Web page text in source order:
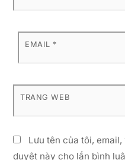
EMAIL *
TRANG WEB
Lưu tên của tôi,
duyệt này cho lần bình